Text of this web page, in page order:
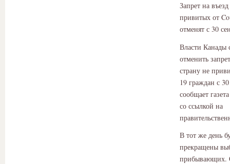
Запрет на
привитых от
отменят с 30
Власти Канады
отменить
страну не
19 граждан с
сообщает
со ссылкой на
В тот же день
прекращены
прибывающих.